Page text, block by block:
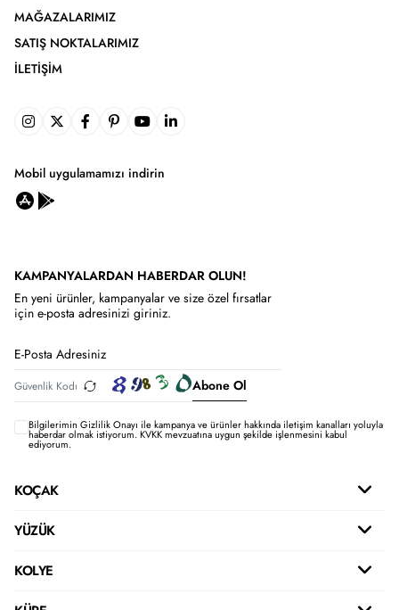
MAĞAZALARIMIZ
SATIŞ NOKTALARIMIZ
İLETIŞIM
Mobil uygulamamızı indirin
KAMPANYALARDAN HABERDAR OLUN!
En yeni ürünler, kampanyalar ve size özel fırsatlar
için e-posta adresinizi giriniz.
Abone Ol
Bilgilerimin Gizlilik Onayı ile kampanya ve ürünler hakkında iletişim kanalları yoluyla
haberdar olmak istiyorum.KVKK mevzuatına uygun şekilde işlenmesini kabul
ediyorum.
KOÇAK
YÜZÜK
KOLYE